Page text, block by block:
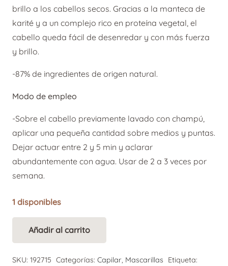
brillo a los cabellos secos. Gracias a la manteca de
karité y a un complejo rico en proteína vegetal, el
cabello queda fácil de desenredar y con más fuerza
y brillo.
-87% de ingredientes de origen natural.
Modo de empleo
-Sobre el cabello previamente lavado con champú,
aplicar una pequeña cantidad sobre medios y puntas.
Dejar actuar entre 2 y 5 min y aclarar
abundantemente con agua. Usar de 2 a 3 veces por
semana.
1 disponibles
Añadir al carrito
SKU: 192715 Categorías: Capilar Mascarillas
Etiqueta: